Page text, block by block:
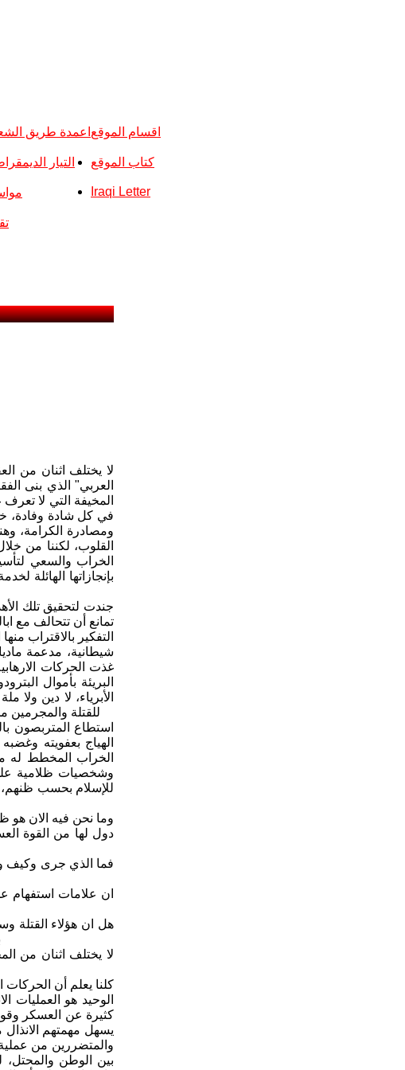
اقسام الموقع اعمدة طريق
التيار كتاب الموقع
Iraqi Letter
لا يختلف اثنان من
العربي" الذي بنى
المخيفة التي لا
في كل شادة وفادة،
ومصادرة الكرامة،
القلوب، لكننا من
الخراب والسعي
بإنجازاتها الهائلة
جندت لتحقيق تلك
تمانع أن تتحالف مع
التفكير بالاقتراب
شيطانية، مدعمة
غذت الحركات
البريئة بأموال
الأبرياء، لا دين
للقتلة والمجرمين
استطاع المتربصون
الهياج بعفويته
الخراب المخطط له
وشخصيات ظلامية على
للإسلام بحسب ظنهم،
وما نحن فيه الان هو
دول لها من القوة
فما الذي جرى وكيف
ان علامات استفهام
هل ان هؤلاء القتلة
لا يختلف اثنان من
كلنا يعلم أن
الوحيد هو العمليات
كثيرة عن العسكر
يسهل مهمتهم
بين الوطن